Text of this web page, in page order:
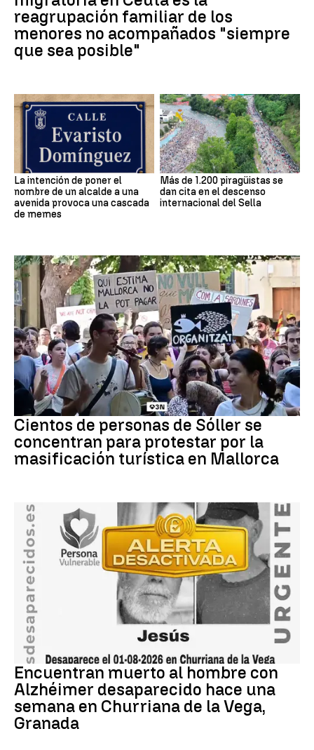
reagrupación familiar de los
menores no acompañados "siempre
que sea posible"
La intención de poner el
nombre de un alcalde a una
avenida provoca una cascada
de memes
Más de 1.200 piragüistas se
dan cita en el descenso
internacional del Sella
Protestas
Cientos de personas de Sóller se
concentran para protestar por la
masificación turística en Mallorca
granada
Encuentran muerto al hombre con
Alzhéimer desaparecido hace una
semana en Churriana de la Vega,
Granada